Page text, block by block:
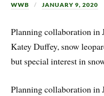
WWB JANUARY 9, 2020
Planning collaboration in
Katey Duffey, snow
but special interest in
Planning collaboration in